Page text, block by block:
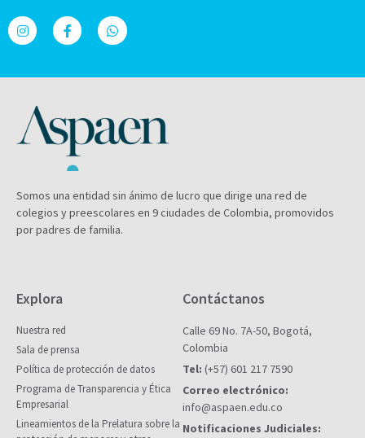
Somos una entidad sin ánimo de lucro que dirige una red de
colegios y preescolares en 9 ciudades de Colombia, promovidos
por padres de familia.
Explora
Nuestra red
Sala de prensa
Política de protección de datos
Programa de Transparencia y Ética
Empresarial
Lineamientos de la Prelatura sobre la
Contáctanos
Calle 69 No. 7A-50, Bogotá,
Colombia
Tel: (+57) 601 217 7590
Correo electrónico:
info@aspaen.edu.co
Notificaciones Judiciales: